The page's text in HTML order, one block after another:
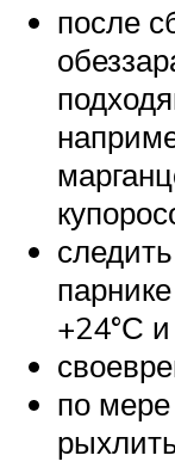
после
+24°С
по